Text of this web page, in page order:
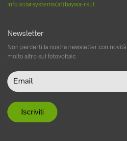
info.solarsystems(at)baywa-re.it
Newsletter
Non perderti la nostra newsletter con
molto altro sul fotovoltaic